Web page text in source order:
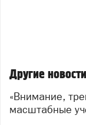
администрации
оборудование,
их готовность к
Другие
«Внимание, тревога! В Сатке прошли
масштабные